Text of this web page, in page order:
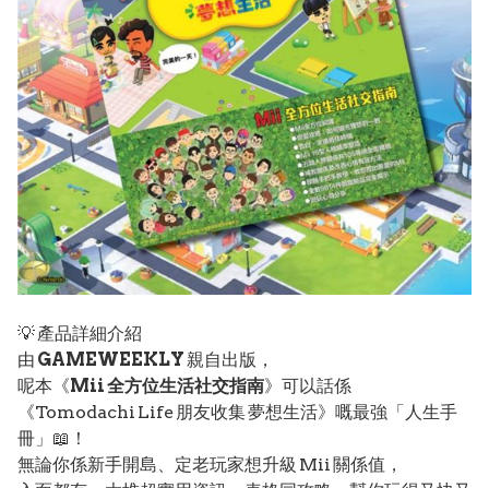
💡 產品詳細介紹
由 GAMEWEEKLY親自出版，
呢本《Mii 全方位生活社交指南》可以話係
《Tomodachi Life 朋友收集 夢想生活》嘅最強「人生手
冊」📖！
無論你係新手開島、定老玩家想升級 Mii 關係值，